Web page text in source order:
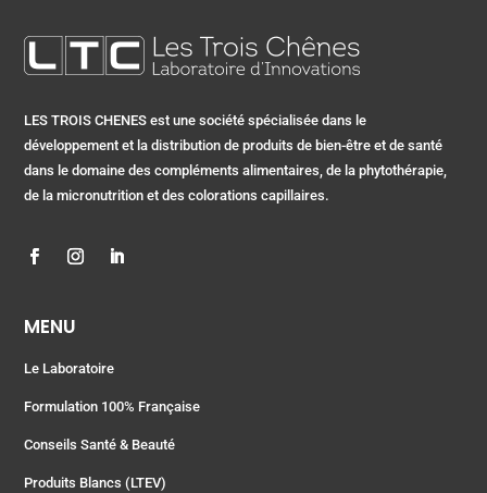
LES TROIS CHENES est une société spécialisée dans le
développement et la distribution de produits de bien-être et de santé
dans le domaine des compléments alimentaires, de la phytothérapie,
de la micronutrition et des colorations capillaires.
MENU
Le Laboratoire
Formulation 100% Française
Conseils Santé & Beauté
Produits Blancs (LTEV)